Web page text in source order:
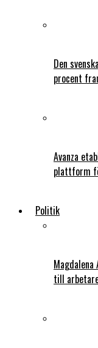
Den
procent
Avanza
plattform
Politik
till